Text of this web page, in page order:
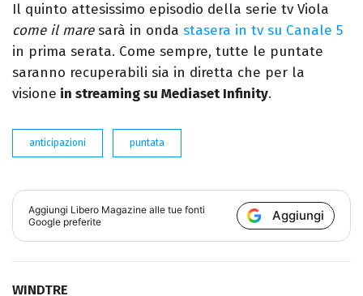
Il quinto attesissimo episodio della serie tv Viola
come il maresarà in onda stasera in tv su Canale 5
in prima serata. Come sempre, tutte le puntate
saranno recuperabili sia in diretta che per la
visione in streaming su Mediaset Infinity.
anticipazioni puntata
Aggiungi Libero Magazine alle tue fonti
Google preferite
Aggiungi
WINDTRE